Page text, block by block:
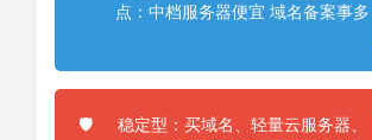
点：中档服务器便宜 域名备案事多
🛡️
稳定型：买域名、轻量云服务器、